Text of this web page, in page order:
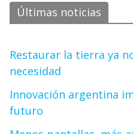
Últimas noticias
Restaurar la tierra ya
necesidad
Innovación argentina
futuro